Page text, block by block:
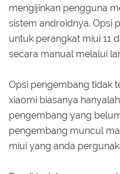
mengijinkan pengguna
sistem androidnya. Opsi
untuk perangkat miui 11
secara manual melalui
Opsi pengembang tidak
xiaomi biasanya
pengembang yang
pengembang muncul
miui yang anda